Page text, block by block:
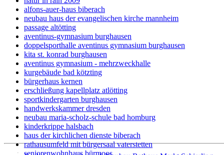
alfons-auer-haus biberach
neubau haus der evangelischen kirche mannheim
passage altötting
aventinus-gymnasium burghausen
doppelsporthalle aventinus gymnasium burghausen
kita st. konrad burghausen
aventinus gymnasium - mehrzweckhalle
kurgebäude bad kötzting
bürgerhaus kernen
erschließung kapellplatz atlötting
sportkindergarten burghausen
handwerkskammer dresden
neubau maria-scholz-schule bad homburg
kinderkrippe halsbach
haus der kirchlichen dienste biberach
rathausumfeld mit bürgersaal vaterstetten
seniorenwohnhaus bürmoos